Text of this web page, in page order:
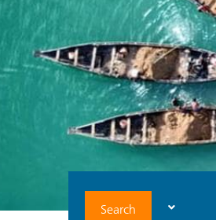
Search